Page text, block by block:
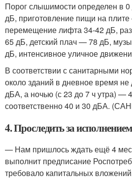
Порог слышимости определен в
дБ, приготовление пищи на
перемещение лифта 34-42 дБ,
65 дБ, детский плач — 78 дБ,
дБ, интенсивное уличное
В соответствии с санитарными
около зданий в дневное время
дБА, а ночью (с 23 до 7 ч утра) —
соответственно 40 и 30 дБА.
4. Проследить за
— Нам пришлось ждать ещё 4
выполнит предписание
требовало капитальных